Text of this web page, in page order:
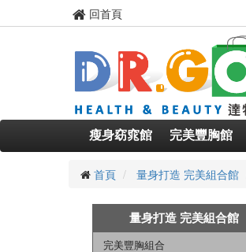
回首頁
瘦身窈窕館 完美豐胸館
首頁 量身打造 完美組合館
量身打造 完美組合館
完美豐胸組合